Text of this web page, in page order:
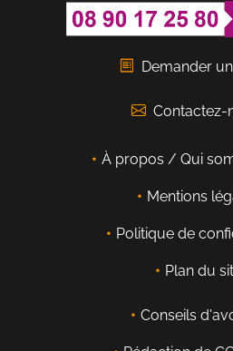
Demander
Contactez-
À propos / Qui
Mentions
Politique de
Plan du
Conseils